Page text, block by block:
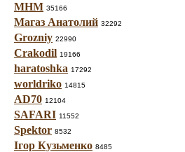
МНМ 35166
Магаз Анатолий 32292
Grozniy 22990
Crakodil 19166
haratoshka 17292
worldriko 14815
AD70 12104
SAFARI 11552
Spektor 8532
Ігор Кузьменко 8485